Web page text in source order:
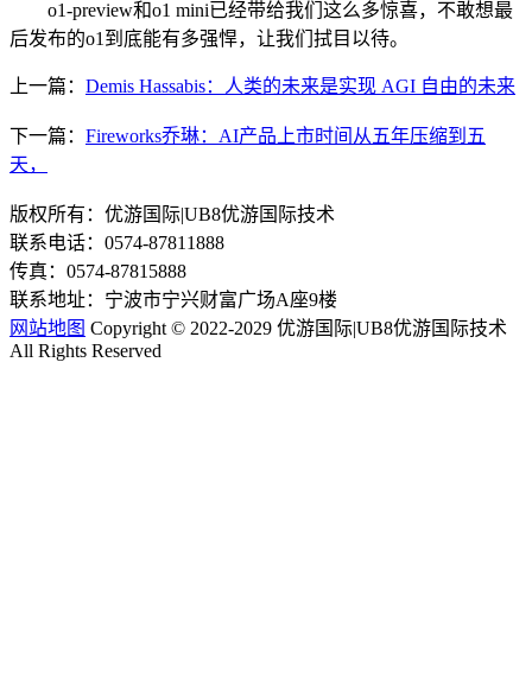
o1-preview和o1 mini已经带给我们这么多惊喜，不敢想最
后发布的o1到底能有多强悍，让我们拭目以待。
上一篇： Demis Hassabis：人类的未来是实现 AGI 自由的未来
下一篇： Fireworks乔琳：AI产品上市时间从五年压缩到五
天，
版权所有：优游国际|UB8优游国际技术
联系电话：0574-87811888
传真：0574-87815888
联系地址：宁波市宁兴财富广场A座9楼
网站地图 Copyright © 2022-2029 优游国际|UB8优游国际技术
All Rights Reserved